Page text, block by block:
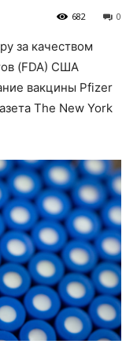
0
682
за качеством
(FDA) США
вакцины Pfizer
The New York